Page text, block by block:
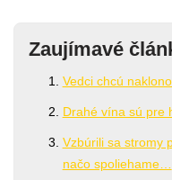
Zaujímavé
Vedci chcú
Drahé vína sú pre
Vzbúrili sa stromy
načo spoliehame…